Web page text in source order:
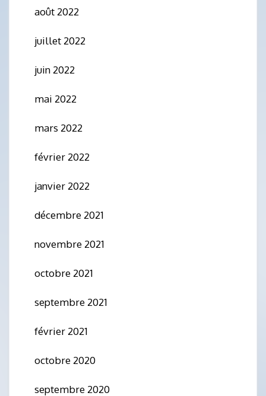
août 2022
juillet 2022
juin 2022
mai 2022
mars 2022
février 2022
janvier 2022
décembre 2021
novembre 2021
octobre 2021
septembre 2021
février 2021
octobre 2020
septembre 2020